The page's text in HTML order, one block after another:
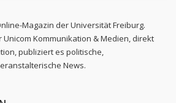
Magazin der Universität Freiburg.
Kommunikation & Medien, direkt
publiziert es politische,
News.